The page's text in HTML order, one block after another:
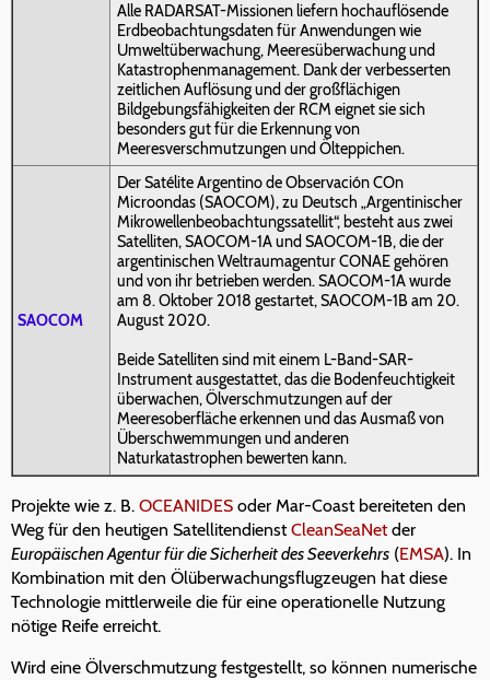
Alle RADARSAT-Missionen liefern hochauflösende
Erdbeobachtungsdaten für Anwendungen wie
Umweltüberwachung, Meeresüberwachung und
Katastrophenmanagement. Dank der verbesserten
zeitlichen Auflösung und der großflächigen
Bildgebungsfähigkeiten der RCM eignet sie sich
besonders gut für die Erkennung von
Meeresverschmutzungen und Ölteppichen.
SAOCOM
Der Satélite Argentino de Observación COn
Microondas (SAOCOM), zu Deutsch „Argentinischer
Mikrowellenbeobachtungssatellit“, besteht aus zwei
Satelliten, SAOCOM-1A und SAOCOM-1B, die der
argentinischen Weltraumagentur CONAE gehören
und von ihr betrieben werden. SAOCOM-1A wurde
am 8. Oktober 2018 gestartet, SAOCOM-1B am 20.
August 2020.
Beide Satelliten sind mit einem L-Band-SAR-
Instrument ausgestattet, das die Bodenfeuchtigkeit
überwachen, Ölverschmutzungen auf der
Meeresoberfläche erkennen und das Ausmaß von
Überschwemmungen und anderen
Naturkatastrophen bewerten kann.
Projekte wie z. B. OCEANIDES oder Mar-Coast bereiteten den
Weg für den heutigen SatellitendienstCleanSeaNetder
Europäischen Agentur für die Sicherheit des Seeverkehrs (EMSA). In
Kombination mit den Ölüberwachungsflugzeugen hat diese
Technologie mittlerweile die für eine operationelle Nutzung
nötige Reife erreicht.
Wird eine Ölverschmutzung festgestellt, so können numerische